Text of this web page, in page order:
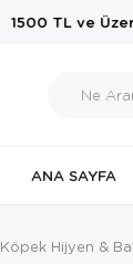
1500 TL ve
ANA SAYFA
Köpek Hijyen &